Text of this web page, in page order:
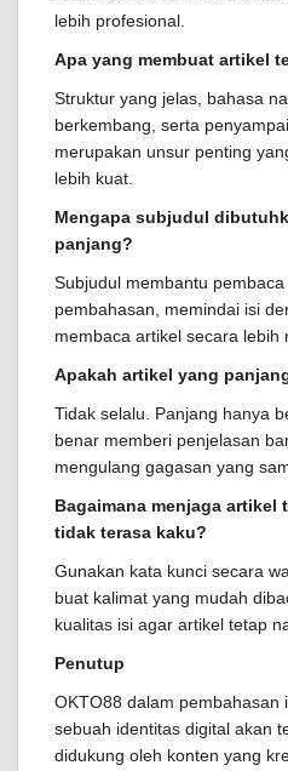
lebih profesional.
Apa yang membuat artikel
Struktur yang jelas, bahasa
berkembang, serta
merupakan unsur penting
lebih kuat.
Mengapa subjudul
panjang?
Subjudul membantu
pembahasan, memindai isi
membaca artikel secara lebih
Apakah artikel yang
Tidak selalu. Panjang hanya
benar memberi penjelasan
mengulang gagasan yang
Bagaimana menjaga artikel
tidak terasa kaku?
Gunakan kata kunci secara
buat kalimat yang mudah
kualitas isi agar artikel tetap
Penutup
OKTO88 dalam pembahasan
sebuah identitas digital akan
didukung oleh konten yang